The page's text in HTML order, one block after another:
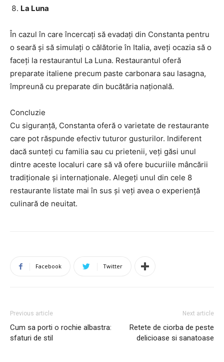
La Luna
În cazul în care încercați să evadați din Constanta pentru
o seară și să simulați o călătorie în Italia, aveți ocazia să o
faceți la restaurantul La Luna. Restaurantul oferă
preparate italiene precum paste carbonara sau lasagna,
împreună cu preparate din bucătăria națională.
Concluzie
Cu siguranță, Constanta oferă o varietate de restaurante
care pot răspunde efectiv tuturor gusturilor. Indiferent
dacă sunteți cu familia sau cu prietenii, veți găsi unul
dintre aceste localuri care să vă ofere bucuriile mâncării
tradiționale și internaționale. Alegeți unul din cele 8
restaurante listate mai în sus și veți avea o experiență
culinară de neuitat.
Facebook Twitter
Previous article
Cum sa porti o rochie albastra:
sfaturi de stil
Next article
Retete de ciorba de peste
delicioase si sanatoase